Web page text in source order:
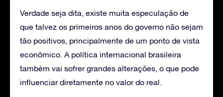
Verdade seja dita, existe muita especulação de
que talvez os primeiros anos do governo não sejam
tão positivos, principalmente de um ponto de vista
econômico. A política internacional brasileira
também vai sofrer grandes alterações, o que pode
influenciar diretamente no valor do real.